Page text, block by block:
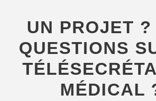
UN PROJET ?
QUESTIONS
MÉDICAL